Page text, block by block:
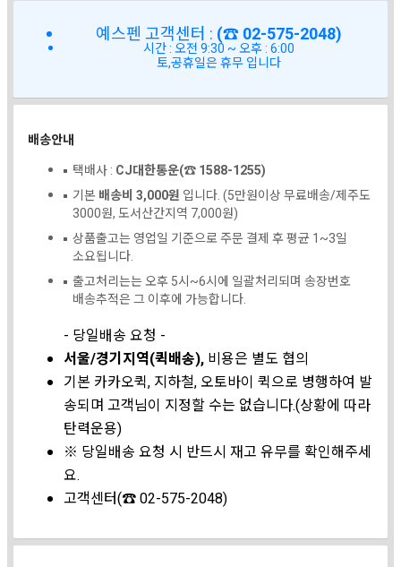
예스펜 고객센터 : (☎ 02-575-2048)
시간 : 오전 9:30 ~ 오후 : 6:00
토,공휴일은 휴무 입니다
배송안내
택배사 : CJ대한통운(☎ 1588-1255)
기본 배송비 3,000원 입니다. (5만원이상 무료배송/제주도
3000원, 도서산간지역 7,000원)
상품출고는 영업일 기준으로 주문 결제 후 평균 1~3일
소요됩니다.
출고처리는는 오후 5시~6시에 일괄처리되며 송장번호
배송추적은 그 이후에 가능합니다.
- 당일배송 요청 -
서울/경기지역(퀵배송), 비용은 별도 협의
기본 카카오퀵, 지하철, 오토바이 퀵으로 병행하여 발
송되며 고객님이 지정할 수는 없습니다.(상황에 따라
탄력운용)
※ 당일배송 요청 시 반드시 재고 유무를 확인해주세
요.
고객센터(☎ 02-575-2048)